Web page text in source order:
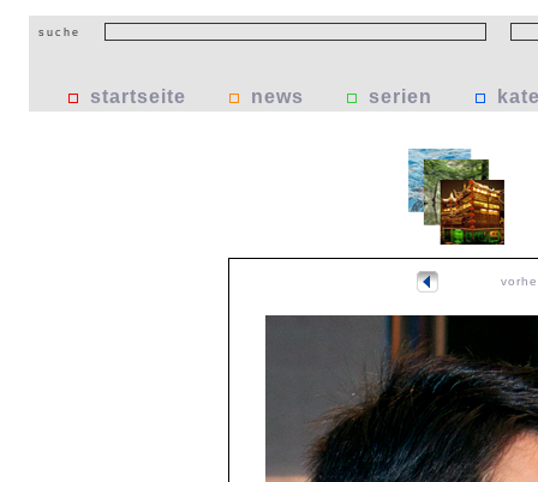
suche
startseite news serien